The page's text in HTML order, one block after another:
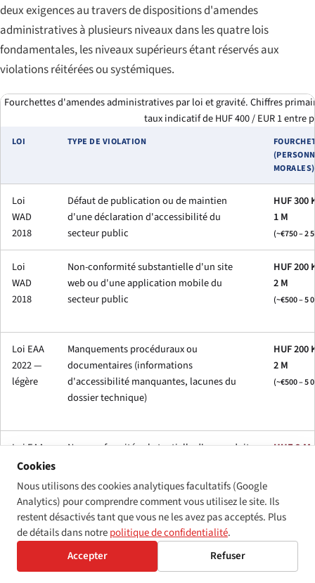
deux exigences au travers de dispositions d'amendes
administratives à plusieurs niveaux dans les quatre lois
fondamentales, les niveaux supérieurs étant réservés aux
violations réitérées ou systémiques.
Fourchettes d'amendes administratives par loi et gravité. Chiffres
taux indicatif de HUF 400 / EUR 1 entre
LOI TYPE DE VIOLATION
MORALES)
Loi
WAD
2018
Défaut de publication ou de maintien
d'une déclaration d'accessibilité du
secteur public
HUF 300
1 M
(~€750 – 2
Loi
WAD
2018
Non-conformité substantielle d'un site
web ou d'une application mobile du
secteur public
HUF 200
2 M
(~€500 – 5
Loi EAA
2022 —
légère
Manquements procéduraux ou
documentaires (informations
d'accessibilité manquantes, lacunes du
dossier technique)
HUF 200
2 M
(~€500 – 5
Loi EAA
2022 —
grave
Non-conformité substantielle d'un produit
HUF 2 M
000)
Loi EAA
2022 —
Non-conformité répétée ou systémique
affectant une catégorie de
consommateurs, fausses déclarations de
50 M+
Cookies
Nous utilisons des cookies analytiques facultatifs (Google
Analytics) pour comprendre comment vous utilisez le site. Ils
restent désactivés tant que vous ne les avez pas acceptés. Plus
de détails dans notrepolitique de confidentialité.
Accepter
Refuser